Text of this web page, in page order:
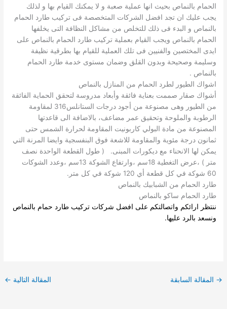
الحمام بالنماص بحيث انها عملية صعبة و لا يمكنك القيام بها و لذلك
يجب عليك ان تجد افضل الشركات المتخصصة فى تركيب طارد الحمام
بالنماص و البدء فى ذلك للتخلص من مشاكل النظافة التى يخلفها
الحمام بالنماص ويجب القيام بعملية تركيب طارد الحمام بالنماص على
ايدى المختصين والفنيين فى تلك العملية للقيام بها بطرقية نظيفة
وسليمة وصحيحة وبدون القلق وضمان مستوى خدمة طارد الحمام
بالنماص .
اشواك الطيور لطرد الحمام من المنازل بالنماص
أشواك صقار صممت بعناية فائقة وأبعاد مدروسة لتحقق الحماية الفائقة
من الطيور وهى مصنوعة من أجود درجات الستانلس316 لمقاومة
الرطوبة والملوحة وتحقيق عمر مضاعف، بالاضافة الى قاعدتها
المصنوعة من مادة البولي كاربونيت المقاومة لحرارة الشمس حتى
ثمانون درجة مئوية والمقاومة للاشعة فوق البنفسجية وايضا المرنة التي
يمكن لها الانحناء مع ديكورات المبنى. ( طول القطعة الواحدة نصف
متر ) ،عرض التغطية 18سم ،وارتفاع الشوكة 13سم ،وعدد الشوكات
60 شوكة في كل قطعة أي 120 شوكة في كل متر.
طارد الحمام من الشبابيك بالنماص
طارد الحمام ساكو بالنماص
ننتظر ارائكم واتصالتكم على افضل شركات تركيب طارد حمام بالنماص
ونسعد بالرد عليها.
→ المقالة السابقة المقالة التالية ←